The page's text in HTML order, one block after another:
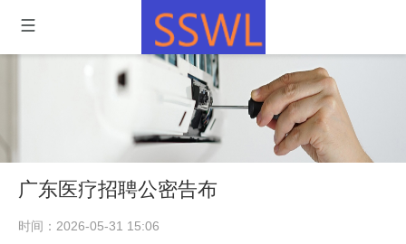
广东医疗招聘公密告布
时间：2026-05-31 15:06